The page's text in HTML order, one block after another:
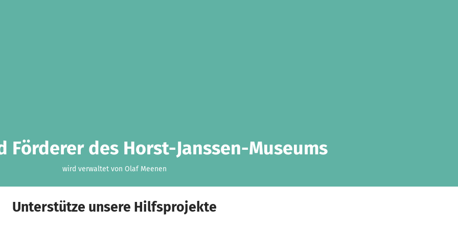
Förderer des Horst-Janssen-Museums
wird verwaltet von Olaf Meenen
Unterstütze unsere Hilfsprojekte